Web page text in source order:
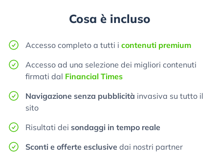
Cosa è incluso
Accesso completo a tutti i contenuti premium
Accesso ad una selezione dei migliori contenuti
firmati dal Financial Times
Navigazione senza pubblicità invasiva su tutto il
sito
Risultati dei sondaggi in tempo reale
Sconti e offerte esclusive dai nostri partner